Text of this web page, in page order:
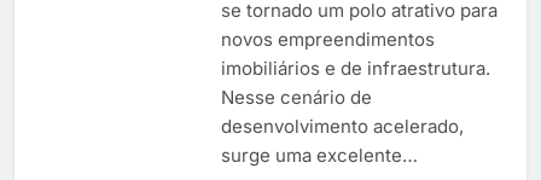
se tornado um polo atrativo para
novos empreendimentos
imobiliários e de infraestrutura.
Nesse cenário de
desenvolvimento acelerado,
surge uma excelente…